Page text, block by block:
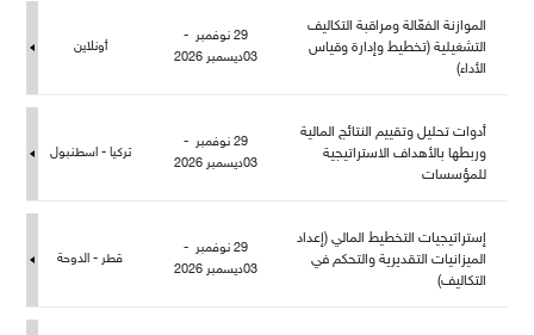
الموازنة الفعّالة ومراقبة التكاليف
التشغيلية (تخطيط وإدارة وقياس
الأداء)
29 نوفمبر -
03ديسمبر 2026
أونلاين
أدوات تحليل وتقييم النتائج المالية
وربطها بالأهداف الاستراتيجية
ؤسسات
29 نوفمبر -
03ديسمبر 2026
تركيا - اسطنبو
إستراتيجيات التخطيط المالي (إعداد
الميزانيات التقديرية والتحكم في
التكاليف)
29 نوفمبر -
03ديسمبر 2026
قطر - الدوحة